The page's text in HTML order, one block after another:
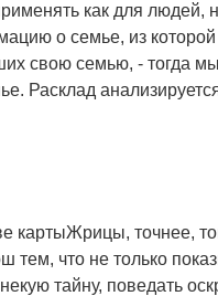
как для людей,
о семье, из которой
свою семью, - тогда
Расклад
картыЖрицы, точнее,
что не только
тайну, поведать